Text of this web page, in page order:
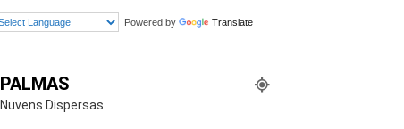
Powered by Translate
PALMAS
Nuvens Dispersas